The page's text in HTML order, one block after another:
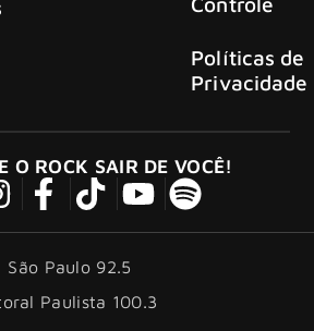
Políticas de
Privacidade
O ROCK SAIR DE VOCÊ!
São Paulo 92.5
Paulista 100.3